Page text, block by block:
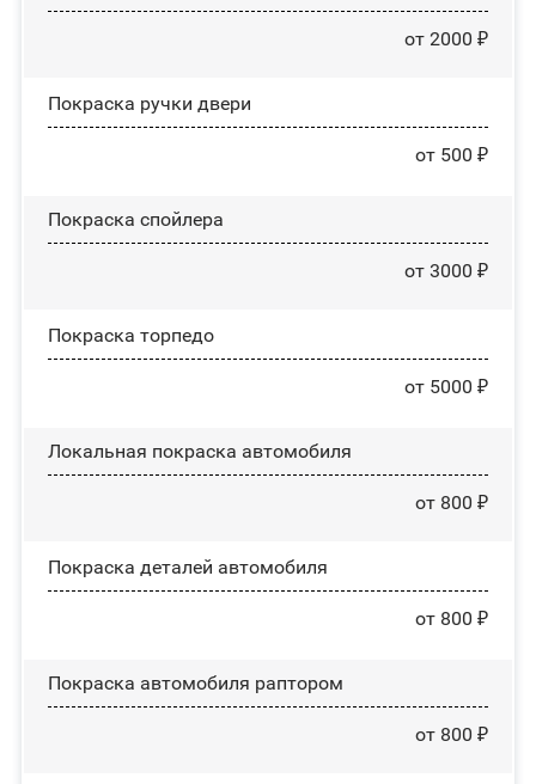
от 2000 ₽
Покраска ручки двери
от 500 ₽
Покраска спойлера
от 3000 ₽
Покраска торпедо
от 5000 ₽
Локальная покраска автомобиля
от 800 ₽
Покраска деталей автомобиля
от 800 ₽
Покраска автомобиля раптором
от 800 ₽